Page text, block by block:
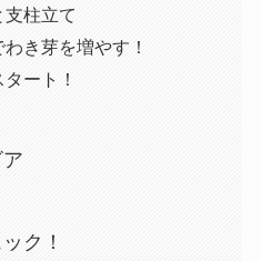
柱立て
き芽を増やす！
ート！
ク！